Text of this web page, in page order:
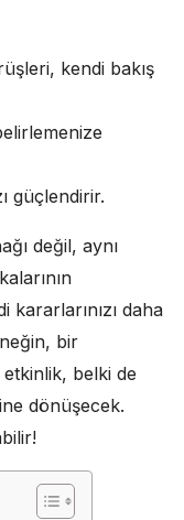
kendi bakış
güçlendirir.
değil, aynı
daha
bir
etkinlik, belki de
dönüşecek.